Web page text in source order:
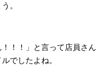
。
！！」と言って店員さん
でしたよね。